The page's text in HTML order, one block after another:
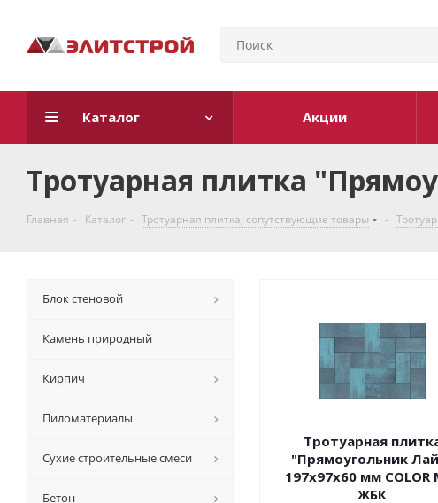
Каталог Акции
Тротуарная плитка
Главная - Каталог - Тротуарная плитка, cопутствующие товары -
Тротуарная
"Прямоугольник
197х97х60 мм COLOR
ЖБК
Блок стеновой
Камень природный
Кирпич
Пиломатериалы
Сухие строительные смеси
Бетон